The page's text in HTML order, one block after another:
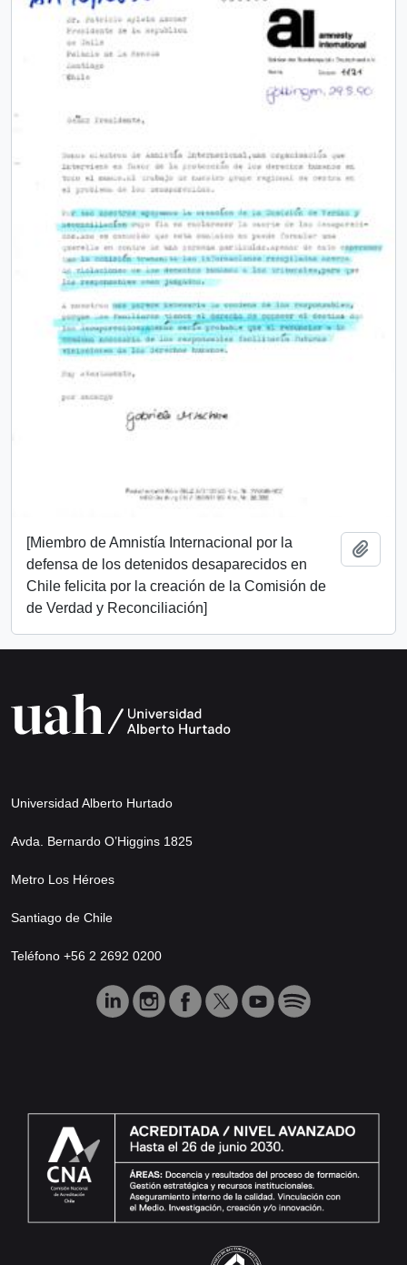
[Miembro de Amnistía Internacional por la
defensa de los detenidos desaparecidos en
Chile felicita por la creación de la Comisión de
de Verdad y Reconciliación]
Universidad Alberto Hurtado
Avda. Bernardo O’Higgins 1825
Metro Los Héroes
Santiago de Chile
Teléfono +56 2 2692 0200